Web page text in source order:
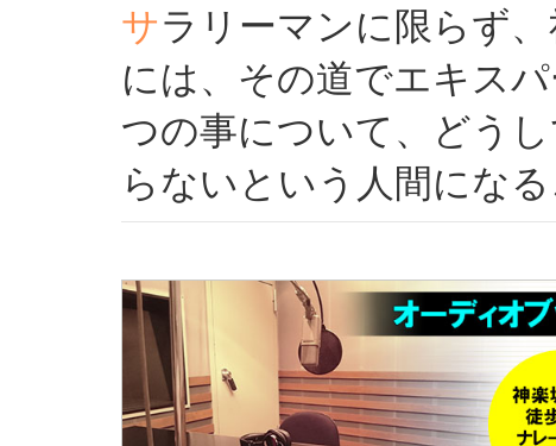
サラリーマンに限らず、社会生活において成功する
には、その道でエキス
つの事について、どう
らないという人間になる